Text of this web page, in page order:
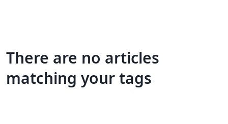
There are no articles
matching your tags